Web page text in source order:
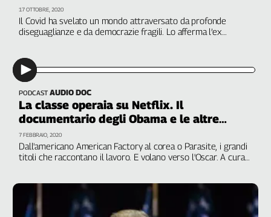
Filcams
Filctem
Fillea
Fiom
Flai
Flc
Fp
Nidil
Slc
Caaf
Il Covid ha svelato un mondo attraversato da profonde
diseguaglianze e da democrazie fragili. Lo afferma l’ex
abbiamo conosciuto
17 OTTOBRE, 2020
PODCAST AUDIO DOC
La classe operaia su Netflix. Il
documentario degli Obama e le altre
uscite della settimana
Dall'americano American Factory al corea o Parasite, i grandi
titoli che raccontano il lavoro. E volano verso l'Oscar. A cura
7 FEBBRAIO, 2020